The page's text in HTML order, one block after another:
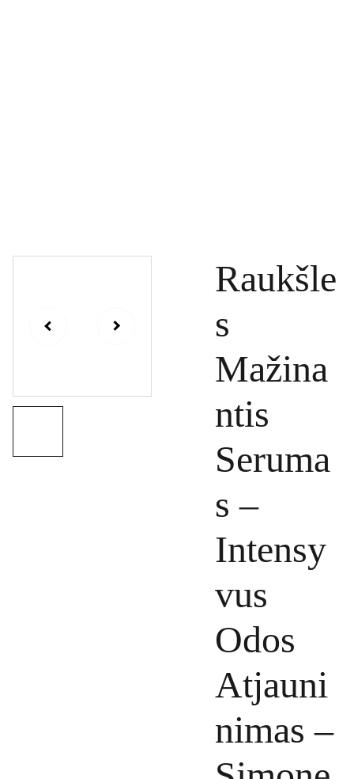
Raukšle
s
Mažina
ntis
Seruma
s –
Intensy
vus
Odos
Atjauni
nimas –